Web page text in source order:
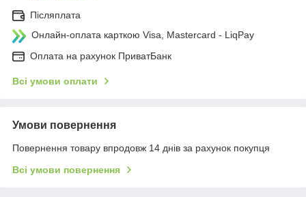
Післяплата
Онлайн-оплата карткою Visa, Mastercard - LiqPay
Оплата на рахунок ПриватБанк
Всі умови оплати
Умови повернення
Повернення товару впродовж 14 днів за рахунок покупця
Всі умови повернення